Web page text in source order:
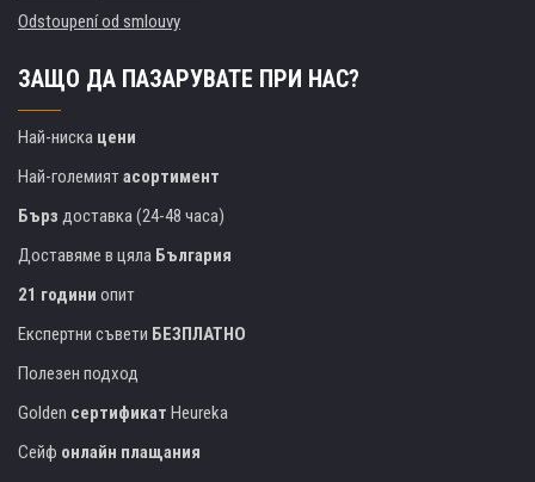
Odstoupení od smlouvy
ЗАЩО ДА ПАЗАРУВАТЕ ПРИ НАС?
Най-ниска цени
Най-големиятасортимент
Бърз доставка (24-48 часа)
Доставяме в цяла България
21 години опит
Експертни съвети БЕЗПЛАТНО
Полезен подход
Golden сертификат Heureka
Сейф онлайн плащания